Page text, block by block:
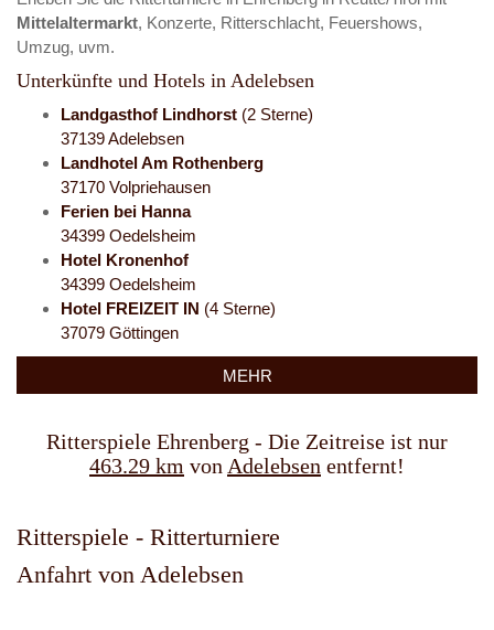
Mittelaltermarkt, Konzerte, Ritterschlacht, Feuershows,
Umzug, uvm.
Unterkünfte und Hotels in Adelebsen
Landgasthof Lindhorst (2 Sterne)
37139 Adelebsen
Landhotel Am Rothenberg
37170 Volpriehausen
Ferien bei Hanna
34399 Oedelsheim
Hotel Kronenhof
34399 Oedelsheim
Hotel FREIZEIT IN (4 Sterne)
37079 Göttingen
MEHR
Ritterspiele Ehrenberg - Die Zeitreise ist nur
463.29 km von Adelebsen entfernt!
Ritterspiele - Ritterturniere
Anfahrt von Adelebsen